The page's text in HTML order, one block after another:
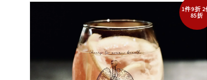
1件9折 2
85折